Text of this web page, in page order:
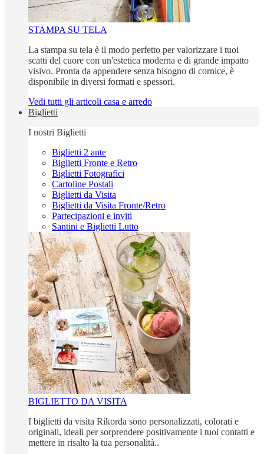
STAMPA SU TELA
La stampa su tela è il modo perfetto per valorizzare i tuoi
scatti del cuore con un'estetica moderna e di grande impatto
visivo. Pronta da appendere senza bisogno di cornice, è
disponibile in diversi formati e spessori.
Vedi tutti gli articoli casa e arredo
Biglietti
I nostri Biglietti
Biglietti 2 ante
Biglietti Fronte e Retro
Biglietti Fotografici
Cartoline Postali
Biglietti da Visita
Biglietti da Visita Fronte/Retro
Partecipazioni e inviti
Santini e Biglietti Lutto
BIGLIETTO DA VISITA
I biglietti da visita Rikorda sono personalizzati, colorati e
originali, ideali per sorprendere positivamente i tuoi contatti e
mettere in risalto la tua personalità..